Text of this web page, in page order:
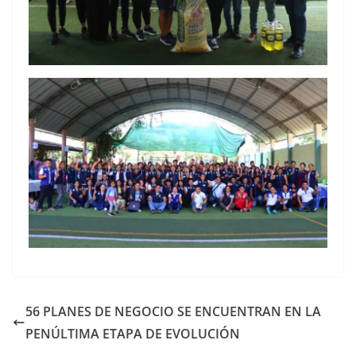
56 PLANES DE NEGOCIO SE ENCUENTRAN EN LA
PENÚLTIMA ETAPA DE EVOLUCIÓN